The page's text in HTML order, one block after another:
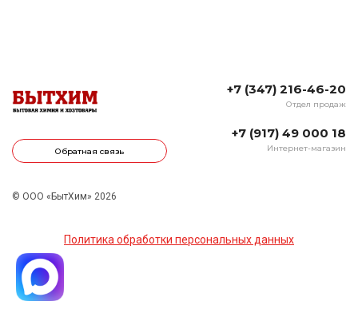
Обратная связь
+7 (347) 216-46-20
Отдел продаж
+7 (917) 49 000 18
Интернет-магазин
© ООО «БытХим» 2026
Политика обработки персональных данных